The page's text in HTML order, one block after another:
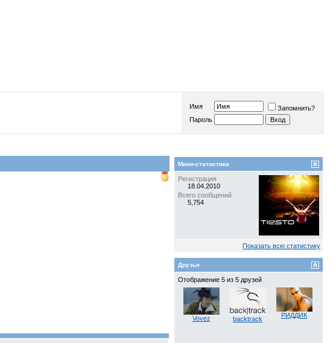
Имя
Запомнить?
Пароль
Мини-статистика
Регистрация
18.04.2010
Всего сообщений
5,754
Показать всю статистику
Друзья
Отображение 5 из 5 друзей
Vovez backtrack РИДДИК